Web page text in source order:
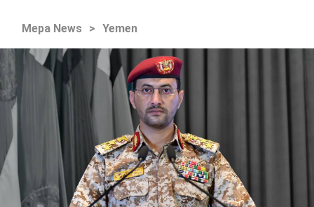
Mepa News > Yemen